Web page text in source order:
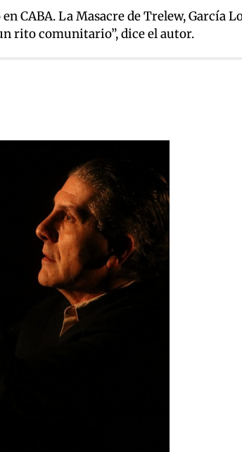
CABA. La Masacre de Trelew, García
rito comunitario”, dice el autor.